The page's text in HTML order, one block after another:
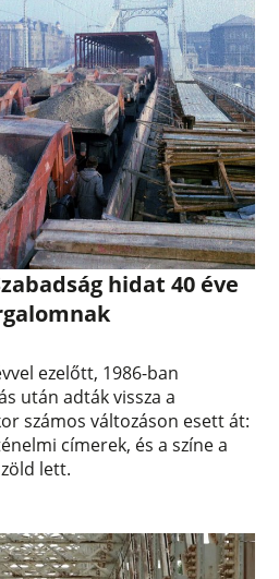
hidat 40 éve
ezelőtt, 1986-ban
után adták vissza a
számos változáson esett át:
címerek, és a színe a
lett.